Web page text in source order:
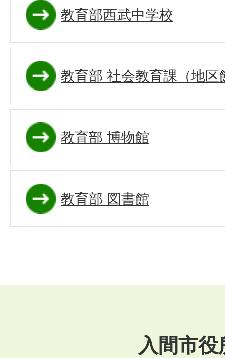
教育部西武中学校
教育部 社会教育課（地区
教育部 博物館
教育部 図書館
入間市役